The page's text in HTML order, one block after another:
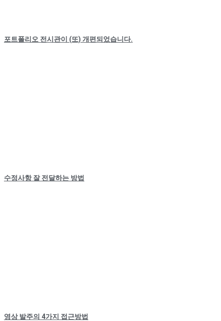
포트폴리오 전시관이 (또) 개편되었습니다.
수정사항 잘 전달하는 방법
영상 발주의 4가지 접근방법